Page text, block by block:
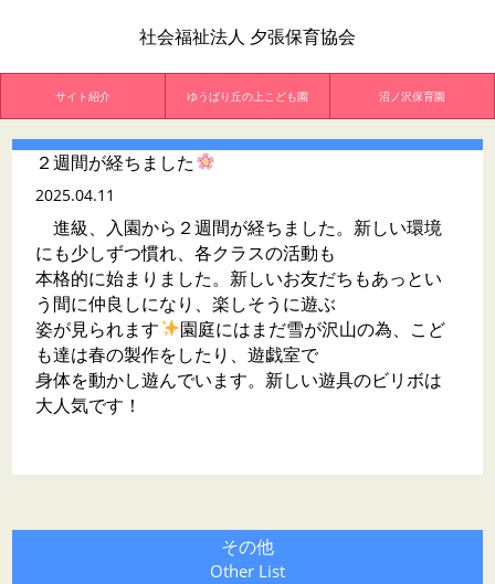
社会福祉法人 夕張保育協会
サイト紹介 ゆうばり丘の上こども園 沼ノ沢保育園
２週間が経ちました
2025.04.11
進級、入園から２週間が経ちました。新しい環境
にも少しずつ慣れ、各クラスの活動も
本格的に始まりました。新しいお友だちもあっとい
う間に仲良しになり、楽しそうに遊ぶ
姿が見られます
園庭にはまだ雪が沢山の為、こど
も達は春の製作をしたり、遊戯室で
身体を動かし遊んでいます。新しい遊具のビリボは
大人気です！
その他
Other List